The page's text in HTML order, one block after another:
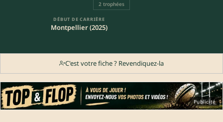
2 trophées
DÉBUT DE CARRIÈRE
Montpellier (2025)
C'est votre fiche ? Revendiquez-la
Publicité